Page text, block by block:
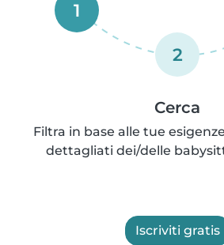
1
2
Cerca
Filtra in base alle tue
dettagliati dei/delle
Iscriviti gratis